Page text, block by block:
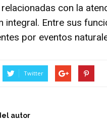
con la
Entre sus
por eventos
Twitter
autor